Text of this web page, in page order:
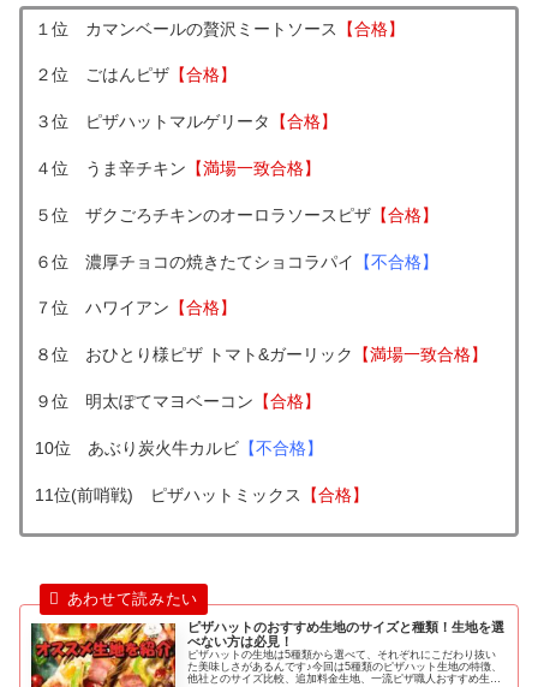
１位 カマンベールの贅沢ミートソース 【合格】
２位 ごはんピザ 【合格】
３位 ピザハットマルゲリータ 【合格】
４位 うま辛チキン 【満場一致合格】
５位 ザクごろチキンのオーロラソースピザ 【合格】
６位 濃厚チョコの焼きたてショコラパイ 【不合格】
７位 ハワイアン 【合格】
８位 おひとり様ピザ トマト&ガーリック 【満場一致合格】
９位 明太ぽてマヨベーコン 【合格】
10位 あぶり炭火牛カルビ 【不合格】
11位(前哨戦) ピザハットミックス 【合格】
ピザハットのおすすめ生地のサイズと種類！生地を選
べない方は必見！
ピザハットの生地は5種類から選べて、それぞれにこだわり抜い
た美味しさがあるんです♪今回は5種類のピザハット生地の特徴、
他社とのサイズ比較、追加料金生地、一流ピザ職人おすすめ生地